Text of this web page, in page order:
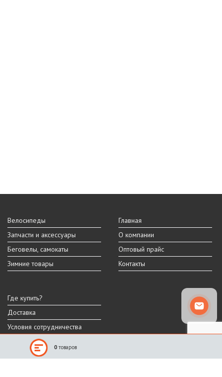
Велосипеды
Запчасти и аксессуары
Беговелы, самокаты
Зимние товары
Главная
О компании
Оптовый прайс
Контакты
Где купить?
Доставка
Условия сотрудничества
Реальный внешний вид и технические характеристики товара могут
отличаться от представленных на сайте.
0 товаров